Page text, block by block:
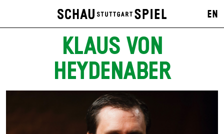
EN
KLAUS VON
HEYDENABER